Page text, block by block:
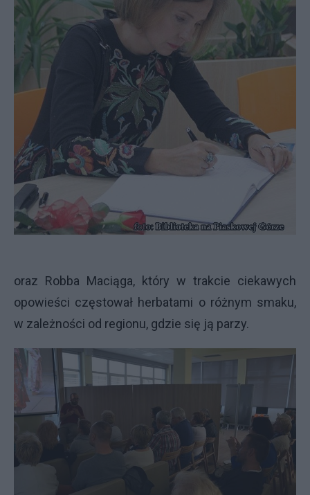
oraz Robba Maciąga, który w trakcie ciekawych
opowieści częstował herbatami o różnym smaku,
w zależności od regionu, gdzie się ją parzy.